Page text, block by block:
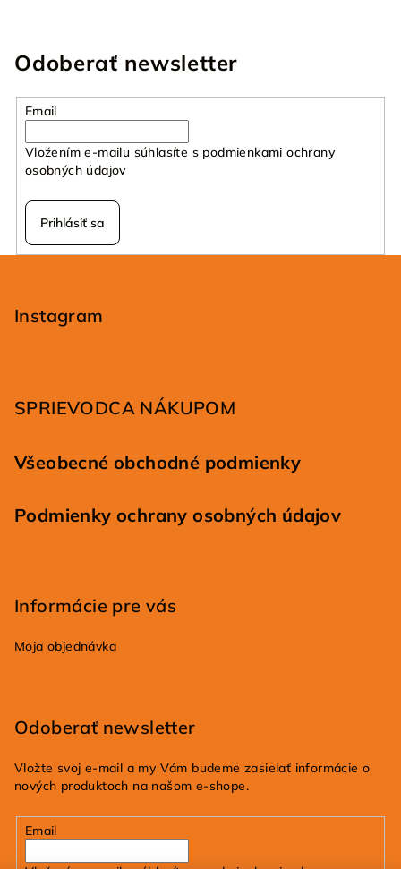
Odoberať newsletter
Email
Vložením e-mailu súhlasíte s podmienkami ochrany
osobných údajov
Prihlásiť sa
Instagram
SPRIEVODCA NÁKUPOM
Všeobecné obchodné podmienky
Podmienky ochrany osobných údajov
Informácie pre vás
Moja objednávka
Odoberať newsletter
Vložte svoj e-mail a my Vám budeme zasielať informácie o
nových produktoch na našom e-shope.
Email